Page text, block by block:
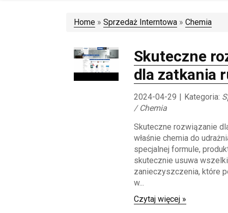
Home » Sprzedaż Interntowa » Chemia
Skuteczne
dla zatkania
2024-04-29 | Kategoria:
/ Chemia
Skuteczne rozwiązanie
właśnie chemia do
specjalnej formule,
skutecznie usuwa
zanieczyszczenia, które
w...
Czytaj więcej »